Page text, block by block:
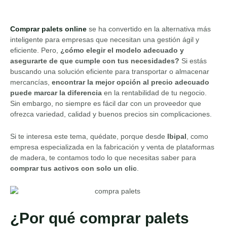
Comprar palets online se ha convertido en la alternativa más
inteligente para empresas que necesitan una gestión ágil y
eficiente. Pero, ¿cómo elegir el modelo adecuado y
asegurarte de que cumple con tus necesidades? Si estás
buscando una solución eficiente para transportar o almacenar
mercancías, encontrar la mejor opción al precio adecuado
puede marcar la diferencia en la rentabilidad de tu negocio.
Sin embargo, no siempre es fácil dar con un proveedor que
ofrezca variedad, calidad y buenos precios sin complicaciones.
Si te interesa este tema, quédate, porque desde Ibipal , como
empresa especializada en la fabricación y venta de plataformas
de madera, te contamos todo lo que necesitas saber para
comprar tus activos con solo un clic.
¿Por qué comprar palets